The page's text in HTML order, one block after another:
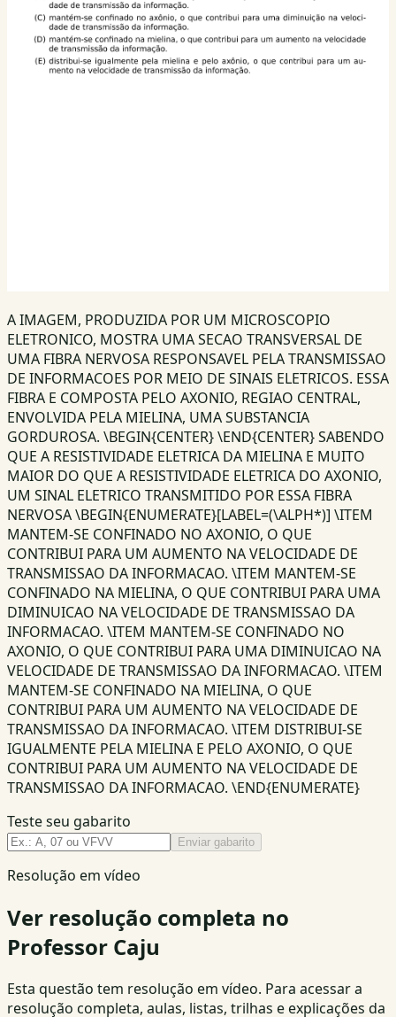
A IMAGEM, PRODUZIDA POR UM MICROSCOPIO
ELETRONICO, MOSTRA UMA SECAO TRANSVERSAL DE
UMA FIBRA NERVOSA RESPONSAVEL PELA TRANSMISSAO
DE INFORMACOES POR MEIO DE SINAIS ELETRICOS. ESSA
FIBRA E COMPOSTA PELO AXONIO, REGIAO CENTRAL,
ENVOLVIDA PELA MIELINA, UMA SUBSTANCIA
GORDUROSA. \BEGIN{CENTER} \END{CENTER} SABENDO
QUE A RESISTIVIDADE ELETRICA DA MIELINA E MUITO
MAIOR DO QUE A RESISTIVIDADE ELETRICA DO AXONIO,
UM SINAL ELETRICO TRANSMITIDO POR ESSA FIBRA
NERVOSA \BEGIN{ENUMERATE}[LABEL=(\ALPH*)] \ITEM
MANTEM-SE CONFINADO NO AXONIO, O QUE
CONTRIBUI PARA UM AUMENTO NA VELOCIDADE DE
TRANSMISSAO DA INFORMACAO. \ITEM MANTEM-SE
CONFINADO NA MIELINA, O QUE CONTRIBUI PARA UMA
DIMINUICAO NA VELOCIDADE DE TRANSMISSAO DA
INFORMACAO. \ITEM MANTEM-SE CONFINADO NO
AXONIO, O QUE CONTRIBUI PARA UMA DIMINUICAO NA
VELOCIDADE DE TRANSMISSAO DA INFORMACAO. \ITEM
MANTEM-SE CONFINADO NA MIELINA, O QUE
CONTRIBUI PARA UM AUMENTO NA VELOCIDADE DE
TRANSMISSAO DA INFORMACAO. \ITEM DISTRIBUI-SE
IGUALMENTE PELA MIELINA E PELO AXONIO, O QUE
CONTRIBUI PARA UM AUMENTO NA VELOCIDADE DE
TRANSMISSAO DA INFORMACAO. \END{ENUMERATE}
Teste seu gabarito
Enviar gabarito
Resolução em vídeo
Ver resolução completa no
Professor Caju
Esta questão tem resolução em vídeo. Para acessar a
resolução completa, aulas, listas, trilhas e explicações da